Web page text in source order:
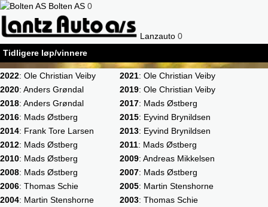
Bolten AS 0
Lanzauto 0
Tidligere løp/vinnere
2022: Ole Christian Veiby 2021: Ole Christian Veiby
2020: Anders Grøndal 2019: Ole Christian Veiby
2018: Anders Grøndal 2017: Mads Østberg
2016: Mads Østberg 2015: Eyvind Brynildsen
2014: Frank Tore Larsen 2013: Eyvind Brynildsen
2012: Mads Østberg 2011: Mads Østberg
2010: Mads Østberg 2009: Andreas Mikkelsen
2008: Mads Østberg 2007: Mads Østberg
2006: Thomas Schie 2005: Martin Stenshorne
2004: Martin Stenshorne 2003: Thomas Schie